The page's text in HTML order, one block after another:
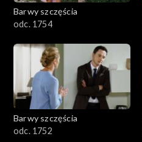
Barwy szczęścia
odc. 1754
Barwy szczęścia
odc. 1752